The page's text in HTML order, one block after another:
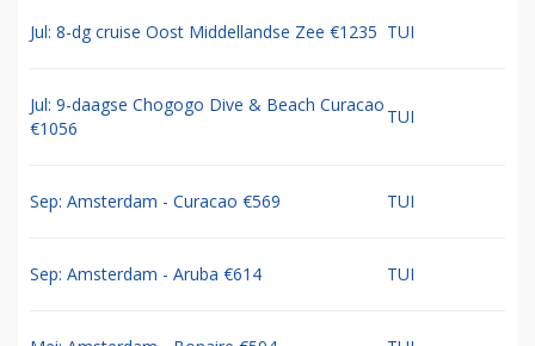
Jul: 8-dg cruise Oost Middellandse Zee €1235 TUI
Jul: 9-daagse Chogogo Dive & Beach Curacao
€1056
TUI
Sep: Amsterdam - Curacao €569 TUI
Sep: Amsterdam - Aruba €614 TUI